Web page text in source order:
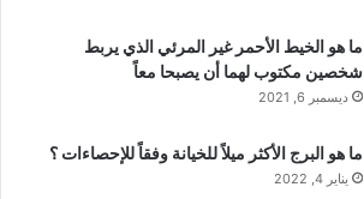
ما هو الخيط الأحمر غير المرئي الذي يربط
شخصين مكتوب لهما أن يصبحا معاً
ديسمبر 6, 2021
ما هو البرج الأكثر ميلاً للخيانة وفقاً للإحصاءات ؟
يناير 4, 2022